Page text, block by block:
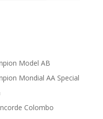
Model AB
Mondial AA Special
Colombo